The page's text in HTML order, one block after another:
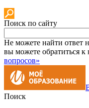
Поиск по сайту
Не можете найти ответ
вы можете обратиться
вопросов»
Поиск